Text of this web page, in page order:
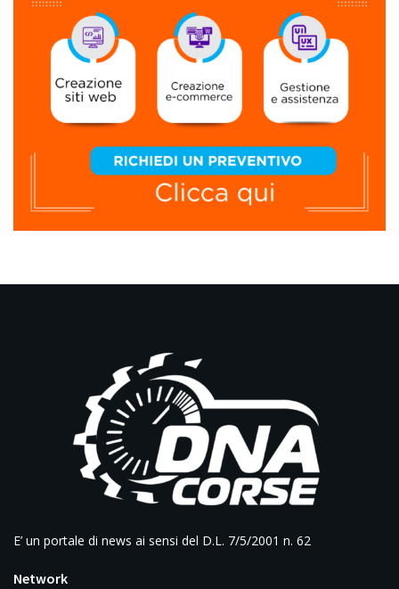
E’ un portale di news ai sensi del D.L. 7/5/2001 n. 62
Network